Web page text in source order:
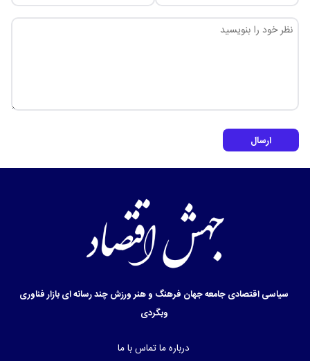
ارسال
سیاسیاقتصادیجامعهجهان فرهنگ و هنرورزشچند رسانه ایبازارفناوری
وبگردی
درباره ماتماس با ما